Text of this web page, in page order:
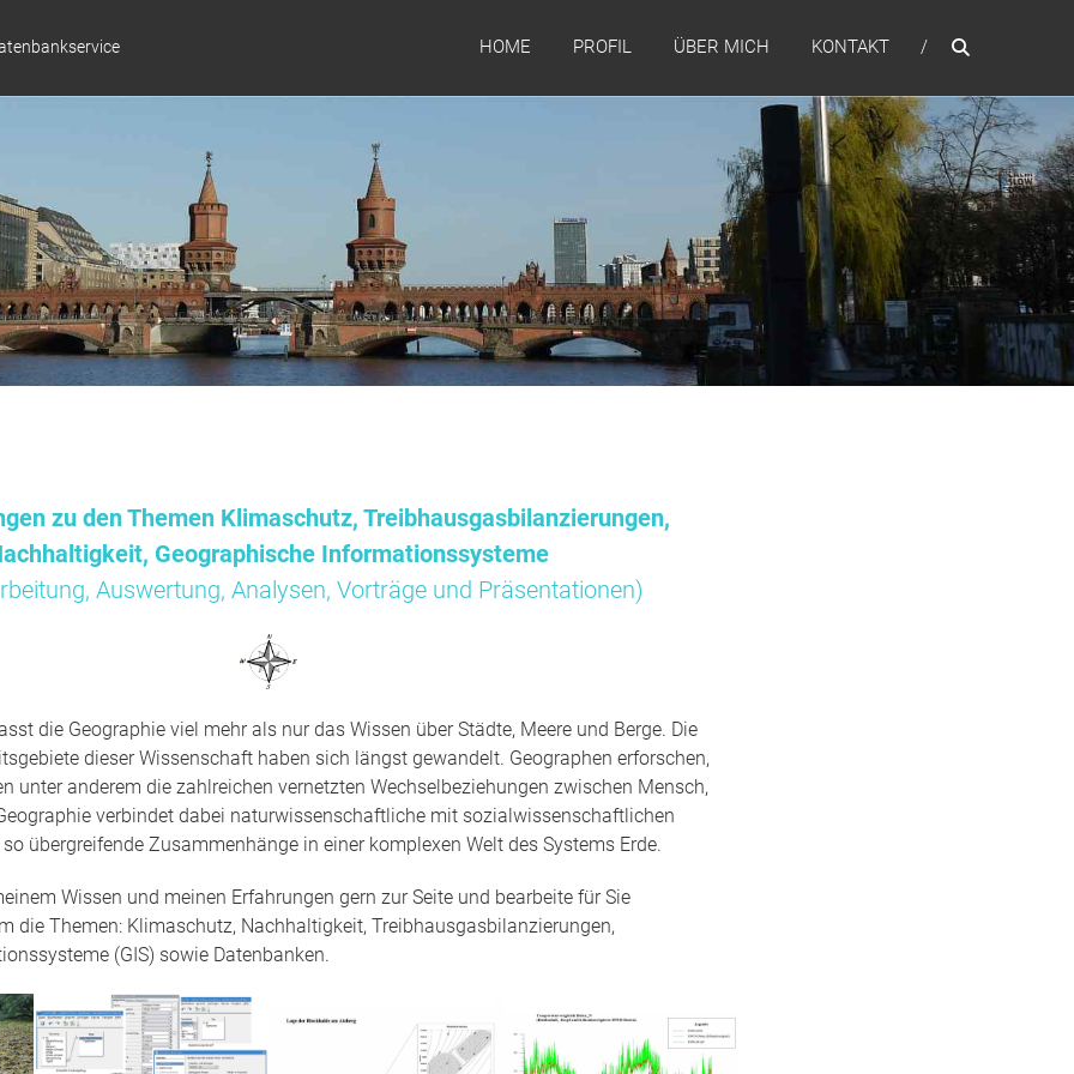
HOME PROFIL ÜBER MICH KONTAKT
zu den Themen Klimaschutz, Treibhausgasbilanzierungen,
Geographische Informationssysteme
Auswertung, Analysen, Vorträge und Präsentationen)
die Geographie viel mehr als nur das Wissen über Städte, Meere und Berge. Die
dieser Wissenschaft haben sich längst gewandelt. Geographen erforschen,
unter anderem die zahlreichen vernetzten Wechselbeziehungen zwischen Mensch,
verbindet dabei naturwissenschaftliche mit sozialwissenschaftlichen
übergreifende Zusammenhänge in einer komplexen Welt des Systems Erde.
Wissen und meinen Erfahrungen gern zur Seite und bearbeite für Sie
die Themen: Klimaschutz, Nachhaltigkeit, Treibhausgasbilanzierungen,
(GIS) sowie Datenbanken.